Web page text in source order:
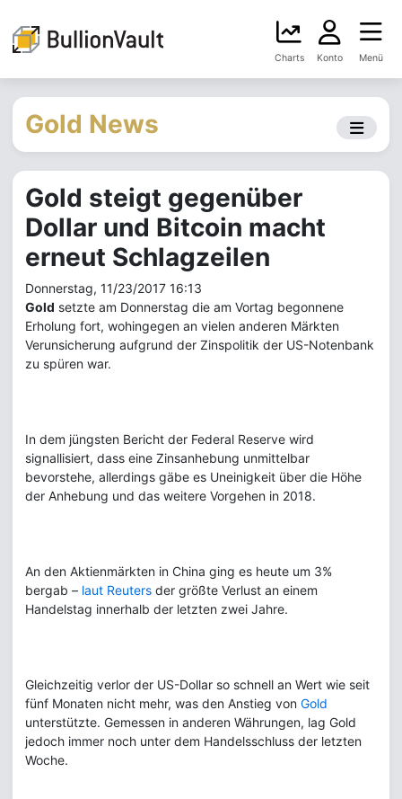
Charts Konto Menü
Gold News
Gold steigt gegenüber
Dollar und Bitcoin macht
erneut Schlagzeilen
Donnerstag, 11/23/2017 16:13
Gold setzte am Donnerstag die am Vortag begonnene
Erholung fort, wohingegen an vielen anderen Märkten
Verunsicherung aufgrund der Zinspolitik der US-Notenbank
zu spüren war.
In dem jüngsten Bericht der Federal Reserve wird
signallisiert, dass eine Zinsanhebung unmittelbar
bevorstehe, allerdings gäbe es Uneinigkeit über die Höhe
der Anhebung und das weitere Vorgehen in 2018.
An den Aktienmärkten in China ging es heute um 3%
bergab – laut Reuters der größte Verlust an einem
Handelstag innerhalb der letzten zwei Jahre.
Gleichzeitig verlor der US-Dollar so schnell an Wert wie seit
fünf Monaten nicht mehr, was den Anstieg von Gold
unterstützte. Gemessen in anderen Währungen, lag Gold
jedoch immer noch unter dem Handelsschluss der letzten
Woche.